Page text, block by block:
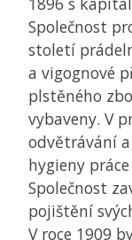
Společnost
století
a vigognové
plstěného
vybaveny. V
odvětrávání
hygieny
Společnost
pojištění
V roce 1909